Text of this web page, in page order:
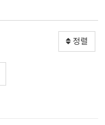
정렬